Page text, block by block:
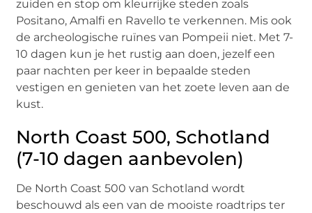
zuiden en stop om kleurrijke steden zoals
Positano, Amalfi en Ravello te verkennen. Mis ook
de archeologische ruïnes van Pompeii niet. Met 7-
10 dagen kun je het rustig aan doen, jezelf een
paar nachten per keer in bepaalde steden
vestigen en genieten van het zoete leven aan de
kust.
North Coast 500, Schotland
(7-10 dagen aanbevolen)
De North Coast 500 van Schotland wordt
beschouwd als een van de mooiste roadtrips ter